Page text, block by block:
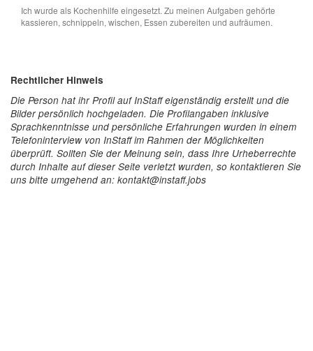
Ich wurde als Kochenhilfe eingesetzt. Zu meinen Aufgaben gehörte
kassieren, schnippeln, wischen, Essen zubereiten und aufräumen.
Rechtlicher Hinweis
Die Person hat ihr Profil auf InStaff eigenständig erstellt und die
Bilder persönlich hochgeladen. Die Profilangaben inklusive
Sprachkenntnisse und persönliche Erfahrungen wurden in einem
Telefoninterview von InStaff im Rahmen der Möglichkeiten
überprüft. Sollten Sie der Meinung sein, dass Ihre Urheberrechte
durch Inhalte auf dieser Seite verletzt wurden, so kontaktieren Sie
uns bitte umgehend an: kontakt@instaff.jobs